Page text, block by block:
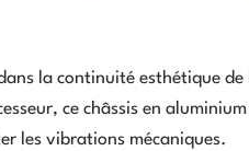
la continuité esthétique
ce châssis en
les vibrations mécaniques.